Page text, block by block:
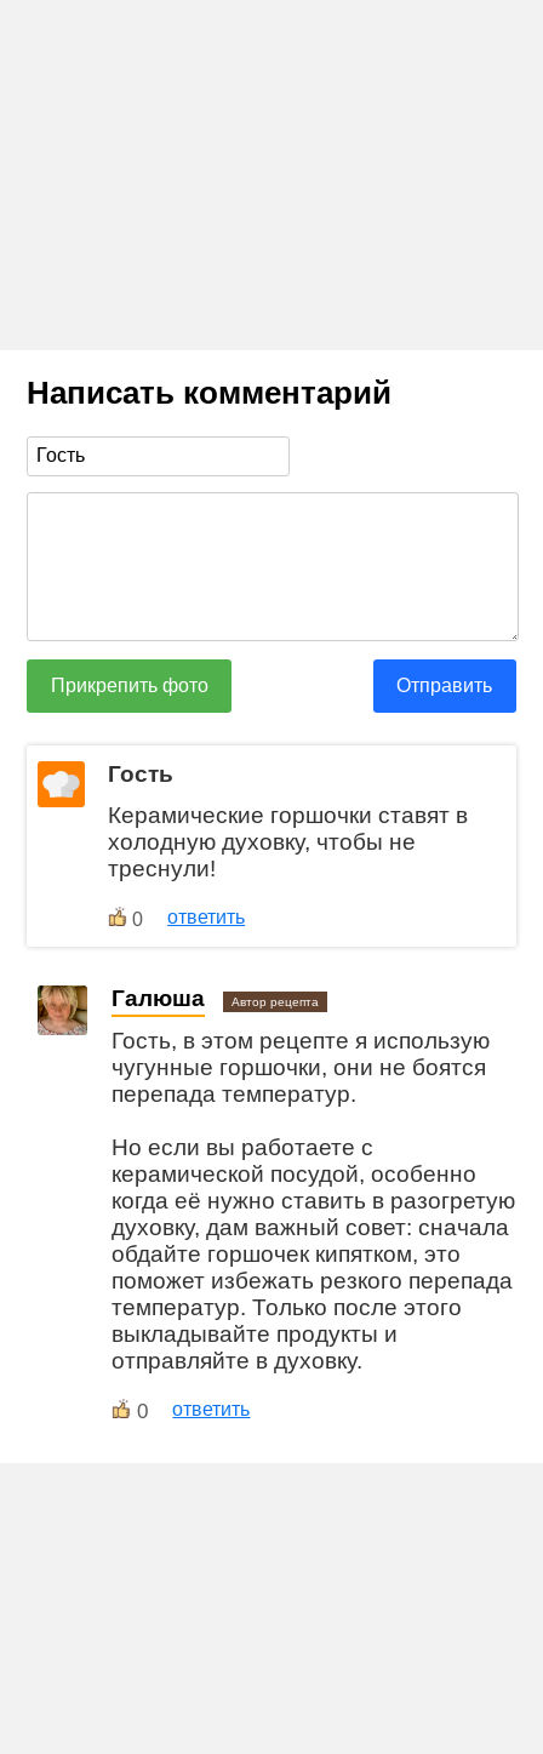
Написать комментарий
Прикрепить фото Отправить
Гость
Керамические горшочки ставят в
холодную духовку, чтобы не
треснули!
0 ответить
Галюша Автор рецепта
Гость, в этом рецепте я использую
чугунные горшочки, они не боятся
перепада температур.
Но если вы работаете с
керамической посудой, особенно
когда её нужно ставить в разогретую
духовку, дам важный совет: сначала
обдайте горшочек кипятком, это
поможет избежать резкого перепада
температур. Только после этого
выкладывайте продукты и
отправляйте в духовку.
0 ответить